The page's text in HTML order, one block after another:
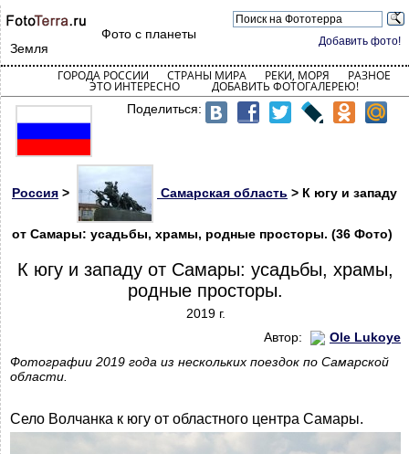
Добавить фото!
Фото с планеты
Земля
ГОРОДА РОССИИ СТРАНЫ МИРА РЕКИ, МОРЯ РАЗНОЕ
ЭТО ИНТЕРЕСНО ДОБАВИТЬ ФОТОГАЛЕРЕЮ!
Поделиться:
Россия > Самарская область > К югу и западу
от Самары: усадьбы, храмы, родные просторы. (36 Фото)
К югу и западу от Самары: усадьбы, храмы,
родные просторы.
2019 г.
Автор:
Ole Lukoye
Фотографии 2019 года из нескольких поездок по Самарской
области.
Село Волчанка к югу от областного центра Самары.